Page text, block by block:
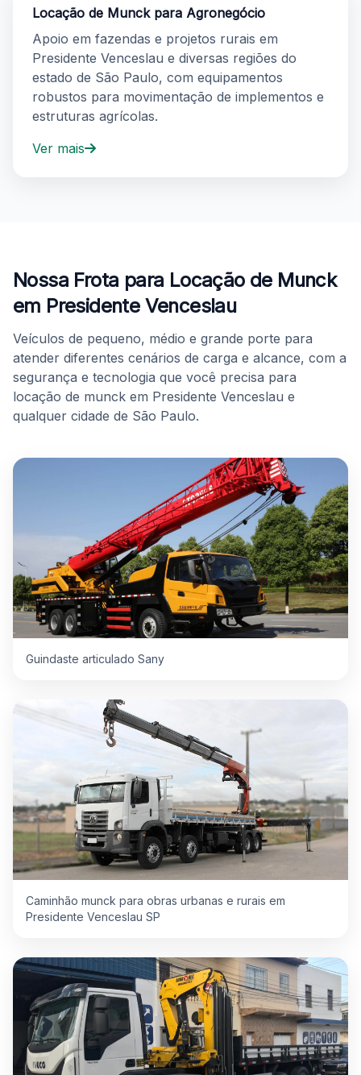
Locação de Munck para Agronegócio
Apoio em fazendas e projetos rurais em
Presidente Venceslau e diversas regiões do
estado de São Paulo, com equipamentos
robustos para movimentação de implementos e
estruturas agrícolas.
Ver mais
Nossa Frota para Locação de Munck
em Presidente Venceslau
Veículos de pequeno, médio e grande porte para
atender diferentes cenários de carga e alcance, com a
segurança e tecnologia que você precisa para
locação de munck em Presidente Venceslau e
qualquer cidade de São Paulo.
Guindaste articulado Sany
Caminhão munck para obras urbanas e rurais em
Presidente Venceslau SP